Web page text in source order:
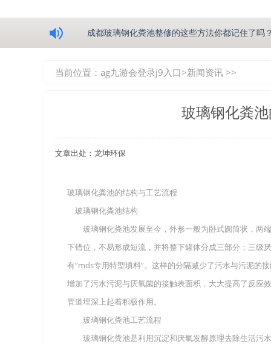
成都玻璃钢化粪池整修的这些方法你都记住了吗？
四川玻璃钢化粪池逐渐取代传统玻璃钢化粪池的
关于重庆玻璃钢化粪池的这些基础知识你都记住了
在安装绵阳玻璃钢化粪池时可能遇到这些难题
使用成都玻璃钢化粪池的七大好处你都记住了吗
当前位置： ag九游会登录j9入口>新闻资讯 >>
玻璃钢化粪
文章出处：龙坤环保
玻璃钢化粪池的结构与工艺流程
玻璃钢化粪池结构
玻璃钢化粪池发展至今，外形一般为卧式圆筒状，两
下错位，不易形成短流，并将整下罐体分成三部分；三级
有“mds专用特型填料”。这样的分隔减少了污水与污泥的
增加了污水污泥与厌氧菌的接触表面积，大大提高了反应
管道埋深上起着积极作用。
玻璃钢化粪池工艺流程
玻璃钢化粪池是利用沉淀和厌氧发酵原理去除生活污水